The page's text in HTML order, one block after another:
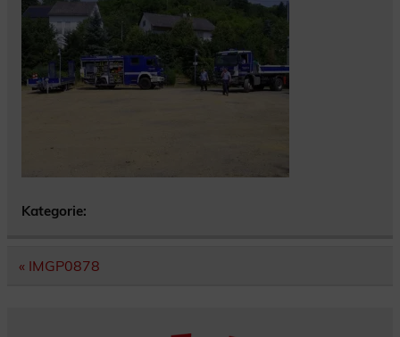
Kategorie:
Beitragsnavigation
« IMGP0878